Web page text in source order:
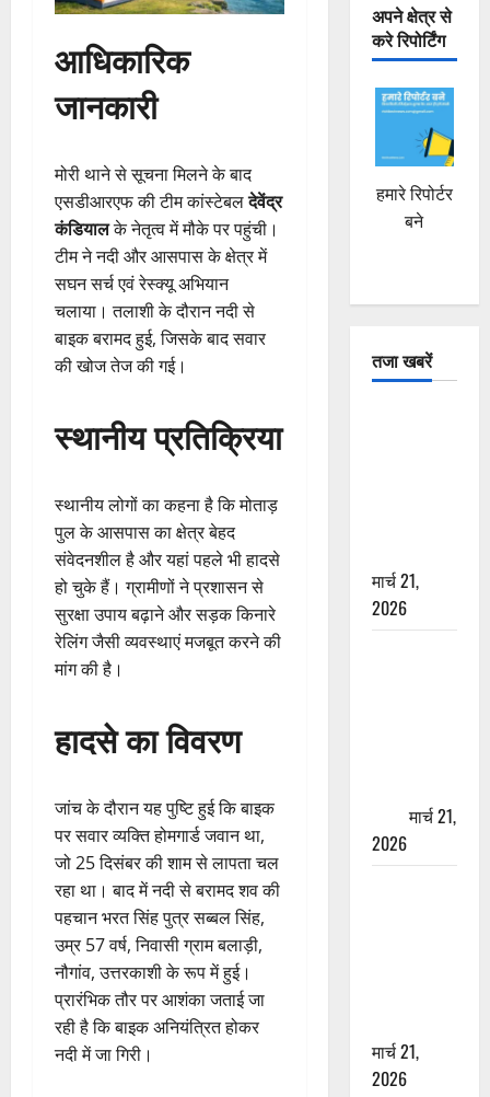
आधिकारिक
जानकारी
मोरी थाने से सूचना मिलने के बाद
एसडीआरएफ की टीम कांस्टेबलदेवेंद्र
कंडियालके नेतृत्व में मौके पर पहुंची।
टीम ने नदी और आसपास के क्षेत्र में
सघन सर्च एवं रेस्क्यू अभियान
चलाया। तलाशी के दौरान नदी से
बाइक बरामद हुई, जिसके बाद सवार
की खोज तेज की गई।
स्थानीय प्रतिक्रिया
स्थानीय लोगों का कहना है कि मोताड़
पुल के आसपास का क्षेत्र बेहद
संवेदनशील है और यहां पहले भी हादसे
हो चुके हैं। ग्रामीणों ने प्रशासन से
सुरक्षा उपाय बढ़ाने और सड़क किनारे
रेलिंग जैसी व्यवस्थाएं मजबूत करने की
मांग की है।
हादसे का विवरण
जांच के दौरान यह पुष्टि हुई कि बाइक
पर सवार व्यक्ति होमगार्ड जवान था,
जो 25 दिसंबर की शाम से लापता चल
रहा था। बाद में नदी से बरामद शव की
पहचान भरत सिंह पुत्र सब्बल सिंह,
उम्र 57 वर्ष, निवासी ग्राम बलाड़ी,
नौगांव, उत्तरकाशी के रूप में हुई।
प्रारंभिक तौर पर आशंका जताई जा
रही है कि बाइक अनियंत्रित होकर
नदी में जा गिरी।
अपने क्षेत्र से
करे रिपोर्टिंग
हमारे रिपोर्टर
बने
तजा खबरें
मार्च 21,
2026
मार्च 21,
2026
मार्च 21,
2026